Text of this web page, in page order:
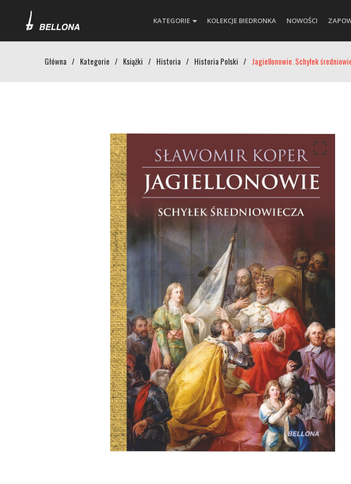
KATEGORIE KOLEKCJE BIEDRONKA NOWOŚCI
Główna / Kategorie / Książki / Historia / Historia Polski / Jagiellonowie. Schyłek